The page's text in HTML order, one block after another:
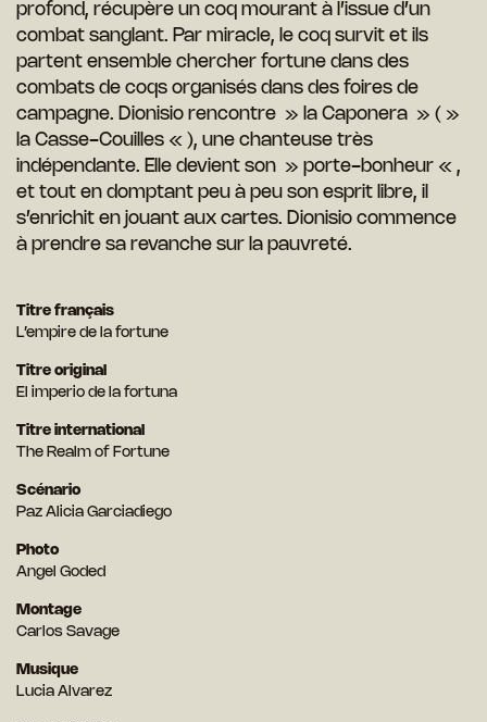
profond, récupère un coq mourant à l’issue d’un
combat sanglant. Par miracle, le coq survit et ils
partent ensemble chercher fortune dans des
combats de coqs organisés dans des foires de
campagne. Dionisio rencontre » la Caponera » ( »
la Casse-Couilles « ), une chanteuse très
indépendante. Elle devient son » porte-bonheur « ,
et tout en domptant peu à peu son esprit libre, il
s’enrichit en jouant aux cartes. Dionisio commence
à prendre sa revanche sur la pauvreté.
Titre français
L’empire de la fortune
Titre original
El imperio de la fortuna
Titre international
The Realm of Fortune
Scénario
Paz Alicia Garciadiego
Photo
Angel Goded
Montage
Carlos Savage
Musique
Lucia Alvarez